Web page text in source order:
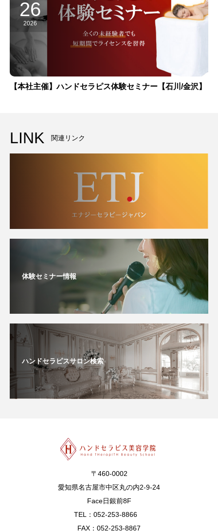
26
2026
【本社主催】ハンドセラピス体験セミナー【石川/金沢】
LINK 関連リンク
体験セミナー情報
ハンドセラピスサロン検索
〒460-0002
愛知県名古屋市中区丸の内2-9-24
Face日銀前8F
TEL：052-253-8866
FAX：052-253-8867